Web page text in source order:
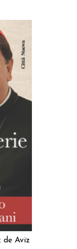
de Aviz